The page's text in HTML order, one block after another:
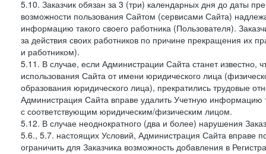
5.10. Заказчик обязан за 3 (три) календарных дня до даты
возможности пользования Сайтом (сервисами Сайта)
информацию такого своего работника (Пользователя).
за действия своих работников по причине прекращения их
и работником).
5.11. В случае, если Администрации Сайта станет
использования Сайта от имени юридического лица
образования юридического лица), прекратились трудовые
Администрация Сайта вправе удалить Учетную информацию
с соответствующим юридическим/физическим лицом.
5.12. В случае неоднократного (два и более) нарушения
5.6., 5.7. настоящих Условий, Администрация Сайта вправе
ограничить для Заказчика возможность добавления в